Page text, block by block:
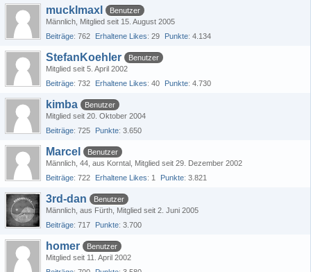
mucklmaxl
Benutzer
Männlich Mitglied seit 15. August 2005
Beiträge 762 Erhaltene Likes 29 Punkte 4.134
StefanKoehler
Benutzer
Mitglied seit 5. April 2002
Beiträge 732 Erhaltene Likes 40 Punkte 4.730
kimba
Benutzer
Mitglied seit 20. Oktober 2004
Beiträge 725 Punkte 3.650
Marcel
Benutzer
Männlich 44 aus Korntal Mitglied seit 29. Dezember 2002
Beiträge 722 Erhaltene Likes 1 Punkte 3.821
3rd-dan
Benutzer
Männlich aus Fürth Mitglied seit 2. Juni 2005
Beiträge 717 Punkte 3.700
homer
Benutzer
Mitglied seit 11. April 2002